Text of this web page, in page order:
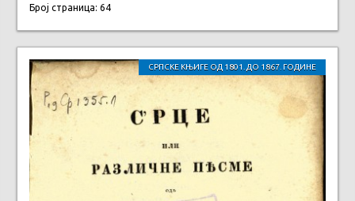
Број страница: 64
СРПСКЕ КЊИГЕ ОД 1801. ДО 1867. ГОДИНЕ